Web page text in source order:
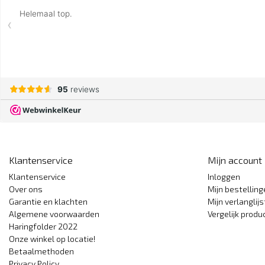
Klantenservice
Klantenservice
Over ons
Garantie en klachten
Algemene voorwaarden
Haringfolder 2022
Onze winkel op locatie!
Betaalmethoden
Mijn account
Inloggen
Mijn
Mijn
Vergelijk